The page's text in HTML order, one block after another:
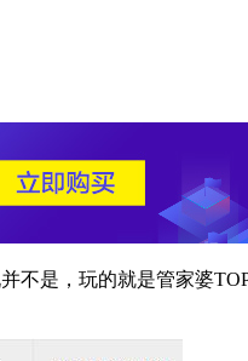
是，玩的就是管家婆